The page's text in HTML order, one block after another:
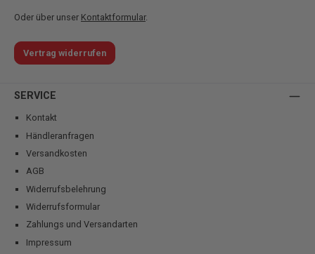
Oder über unser Kontaktformular.
Vertrag widerrufen
SERVICE
Kontakt
Händleranfragen
Versandkosten
AGB
Widerrufsbelehrung
Widerrufsformular
Zahlungs und Versandarten
Impressum